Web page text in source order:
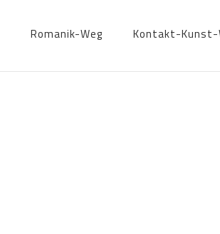
Romanik-Weg Kontakt-Kunst-